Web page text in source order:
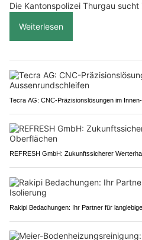
Die Kantonspolizei Thurgau sucht
Weiterlesen
Tecra AG: CNC-Präzisionslösungen im
REFRESH GmbH: Zukunftssicherer
Rakipi Bedachungen: Ihr Partner für